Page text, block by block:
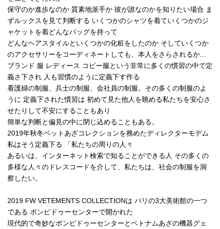
保守のか進歩なのか 質素地派手か 彼が誰なのかを知りたい場合 ま
ずルックスを見て判断する いくつかのシャツを着ていくつかのジ
ャケットを着どんなバッグを持って
どんなヘアスタイルといくつかの化粧をしたのか そしていくつか
のアクセサリーをコーディネートしても、本人をさらされるか...
ブランド 服 レディース コピー服という非常に多くの慣習の中で定
義さ下され 人も習慣のように定義下す作る
看護婦の制服、兵士の制服、会社員の制服。その多くの制服のよ
うに 定義下された慣習は 初めて見た他人を眺める私たちを安心さ
せたりして不安にすることもあり
簡単な判断と偏見の中に閉じ込めることもある。
2019年秋冬ベットあざコレクションを務めたディレクターモデム
私はそう定義下る 「私たちの周りの人々
あるいは、インターネット検索で知ることができる人 その多くの
多様な人々のドレスコードを介して、私たちは、社会の制服を洞
察したい。
2019 FW VETEMENTS COLLECTIONは パリの3大美術館の一つ
である ポンピドゥーセンターで開かれた
現代的で奇妙なポンピドゥーセンターとベトナムあざの機器グェ